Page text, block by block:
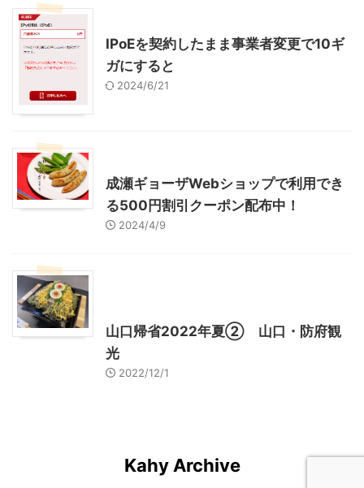
IPoEを契約したまま事業者変更で10ギ
ガにすると
2024/6/21
成瀬ギョーザWebショップで利用でき
る500円割引クーポン配布中！
2024/4/9
山口帰省2022年夏② 山口・防府観
光
2022/12/1
Kahy Archive